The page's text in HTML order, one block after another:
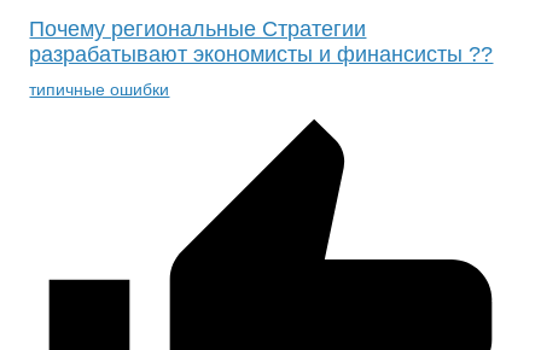
Почему региональные Стратегии
разрабатывают экономисты и финансисты ??
типичные ошибки